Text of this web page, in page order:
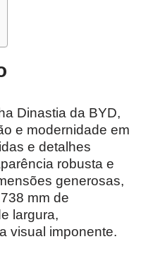
Dinastia da BYD,
e modernidade em
e detalhes
robusta e
generosas,
mm de
largura,
visual imponente.